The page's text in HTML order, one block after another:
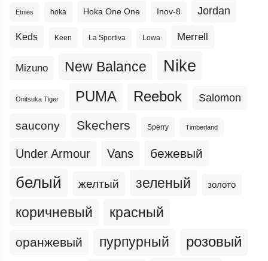
Etnies hoka Hoka One One Inov-8 Jordan
Keds Keen La Sportiva Lowa Merrell
Mizuno New Balance Nike
Onitsuka Tiger PUMA Reebok Salomon
saucony Skechers Sperry Timberland
Under Armour Vans бежевый
белый желтый зеленый золото
коричневый красный
оранжевый пурпурный розовый